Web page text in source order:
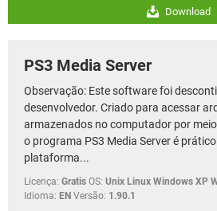
Download
PS3 Media Server
Observação: Este software foi
desenvolvedor. Criado para acessar
armazenados no computador por
o programa PS3 Media Server é
plataforma...
Licença: Gratis OS: Unix Linux Windows XP
Idioma: EN Versão: 1.90.1